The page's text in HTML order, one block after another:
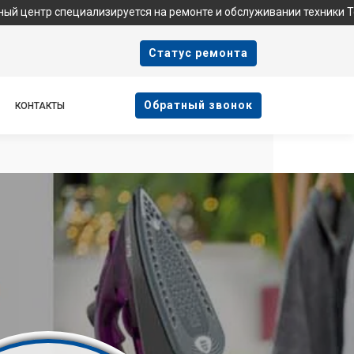
на ремонте и обслуживании техники Tefal. Мы
Cтатус ремонта
КОНТАКТЫ Oбратный звонок